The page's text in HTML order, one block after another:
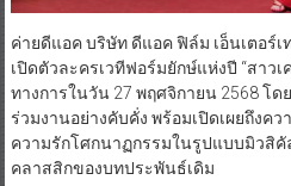
ค่ายดีแอค บริษัท ดีแอค ฟิล์ม เอ็นเตอร์
เปิดตัวละครเวทีฟอร์มยักษ์แห่งปี “สาวเ
ทางการในวัน 27 พฤศจิกายน 2568 โ
ร่วมงานอย่างคับคั่ง พร้อมเปิดเผยถึงค
ความรักโศกนาฏกรรมในรูปแบบมิวสิ
คลาสสิกของบทประพันธ์เดิม